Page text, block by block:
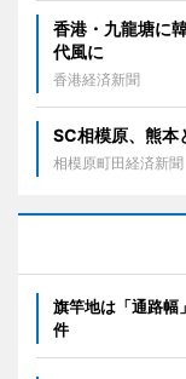
香港・九龍塘に
代風に
香港経済新聞
SC相模原、熊
相模原町田経済新聞
旗竿地は「通路幅
件